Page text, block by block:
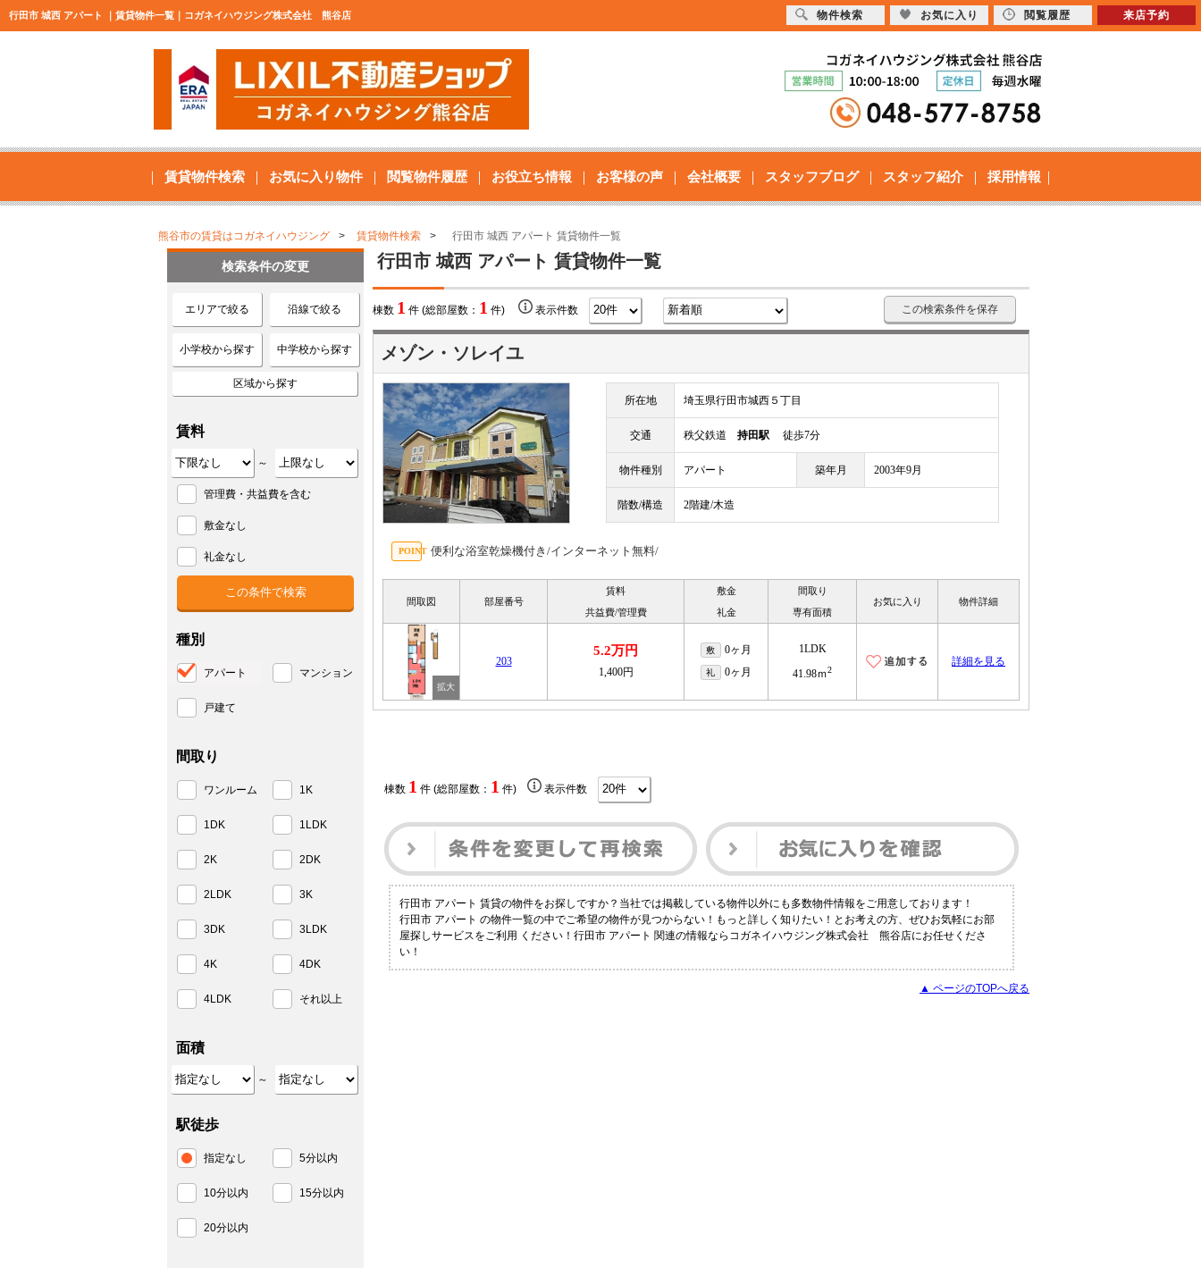
行田市 城西 アパート ｜賃貸物件一覧｜コガネイハウジング株式会社 熊谷店
賃貸物件検索 お気に入り物件 閲覧物件履歴 お役立ち情報 お客様の声 会社概要 スタッフブログ スタッフ紹介 採用情報
熊谷市の賃貸はコガネイハウジング 賃貸物件検索 行田市 城西 アパート 賃貸物件一覧
行田市 城西 アパート 賃貸物件一覧
棟数 1 件 (総部屋数： 1 件) 表示件数 この検索条件を保存
メゾン・ソレイユ
所在地 埼玉県行田市城西５丁目
交通 秩父鉄道 持田駅 徒歩7分
物件種別 アパート 築年月 2003年9月
階数/構造 2階建/木造
便利な浴室乾燥機付き/インターネット無料/
間取図 部屋番号
賃料
共益費/管理費
敷金
礼金
間取り
専有面積
お気に入り 物件詳細
203
5.2万円
1,400円
敷 0ヶ月
礼 0ヶ月
1LDK
41.98ｍ2
詳細を見る
棟数 1 件 (総部屋数： 1 件) 表示件数
行田市 アパート 賃貸の物件をお探しですか？当社では掲載している物件以外にも多数物件情報をご用意しております！
行田市 アパート の物件一覧の中でご希望の物件が見つからない！もっと詳しく知りたい！とお考えの方、ぜひお気軽にお部
屋探しサービスをご利用 ください！行田市 アパート 関連の情報ならコガネイハウジング株式会社 熊谷店にお任せくださ
い！
▲ ページのTOPへ戻る
検索条件の変更
エリアで絞る 沿線で絞る
小学校から探す 中学校から探す
区域から探す
賃料
～
管理費・共益費を含む
敷金なし
礼金なし
種別
アパート マンション
戸建て
間取り
ワンルーム 1K
1DK 1LDK
2K 2DK
2LDK 3K
3DK 3LDK
4K 4DK
4LDK それ以上
面積
～
駅徒歩
指定なし 5分以内
10分以内 15分以内
20分以内
物件検索 お気に入り 閲覧履歴 来店予約